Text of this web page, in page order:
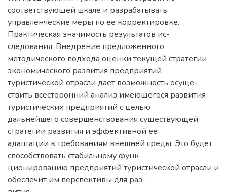
соответствующей шкале и разрабатывать
управленческие меры по ее корректировке.
Практическая значимость результатов ис-
следования. Внедрение предложенного
методического подхода оценки текущей стратегии
экономического развития предприятий
туристической отрасли дает возможность осуще-
ствить всесторонний анализ имеющегося развития
туристических предприятий с целью
дальнейшего совершенствования существующей
стратегии развития и эффективной ее
адаптации к требованиям внешней среды. Это будет
способствовать стабильному функ-
ционированию предприятий туристической отрасли и
обеспечит им перспективы для раз-